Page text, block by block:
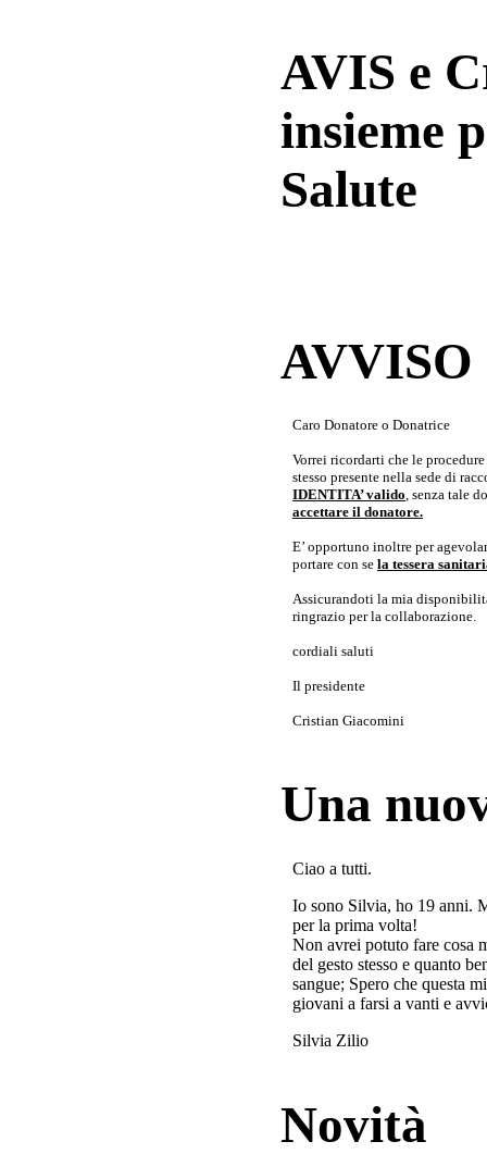
AVIS e
insieme
Salute
Caro Donatore o Donatrice
Vorrei ricordarti che le
stesso presente nella sede di
IDENTITA’ valido, senza tale
accettare il donatore.
E’ opportuno inoltre per
portare con se la tessera
Assicurandoti la mia
ringrazio per la collaborazione.
cordiali saluti
Il presidente
Cristian Giacomini
Una
Ciao a tutti.
Io sono Silvia, ho 19 anni.
per la prima volta!
Non avrei potuto fare cosa
del gesto stesso e quanto
sangue; Spero che questa
giovani a farsi a vanti e
Silvia Zilio
Novità